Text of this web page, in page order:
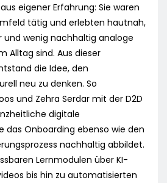
eigener Erfahrung: Sie waren
tätig und erlebten hautnah,
wenig nachhaltig analoge
Alltag sind. Aus dieser
die Idee, den
neu zu denken. So
und Zehra Serdar mit der D2D
digitale
das Onboarding ebenso wie den
nachhaltig abbildet.
Lernmodulen über KI-
bis hin zu automatisierten